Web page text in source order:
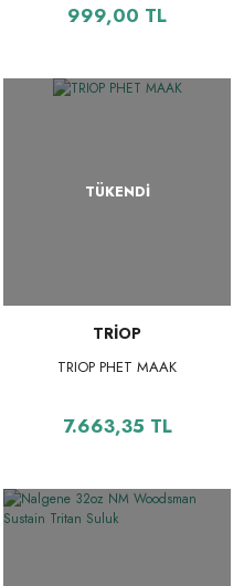
999,00 TL
TÜKENDİ
TRİOP
TRIOP PHET MAAK
7.663,35 TL